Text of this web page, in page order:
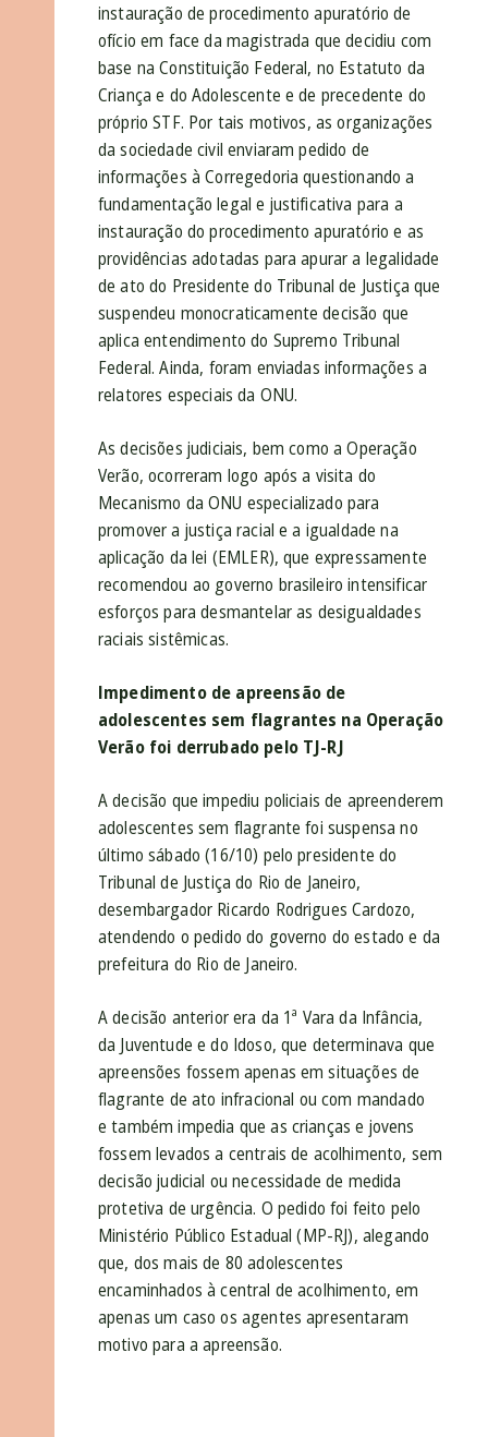
instauração de procedimento apuratório de
ofício em face da magistrada que decidiu com
base na Constituição Federal, no Estatuto da
Criança e do Adolescente e de precedente do
próprio STF. Por tais motivos, as organizações
da sociedade civil enviaram pedido de
informações à Corregedoria questionando a
fundamentação legal e justificativa para a
instauração do procedimento apuratório e as
providências adotadas para apurar a legalidade
de ato do Presidente do Tribunal de Justiça que
suspendeu monocraticamente decisão que
aplica entendimento do Supremo Tribunal
Federal. Ainda, foram enviadas informações a
relatores especiais da ONU.
As decisões judiciais, bem como a Operação
Verão, ocorreram logo após a visita do
Mecanismo da ONU especializado para
promover a justiça racial e a igualdade na
aplicação da lei (EMLER), que expressamente
recomendou ao governo brasileiro intensificar
esforços para desmantelar as desigualdades
raciais sistêmicas.
Impedimento de apreensão de
adolescentes sem flagrantes na Operação
Verão foi derrubado pelo TJ-RJ
A decisão que impediu policiais de apreenderem
adolescentes sem flagrante foi suspensa no
último sábado (16/10) pelo presidente do
Tribunal de Justiça do Rio de Janeiro,
desembargador Ricardo Rodrigues Cardozo,
atendendo o pedido do governo do estado e da
prefeitura do Rio de Janeiro.
A decisão anterior era da 1ª Vara da Infância,
da Juventude e do Idoso, que determinava que
apreensões fossem apenas em situações de
flagrante de ato infracional ou com mandado
e também impedia que as crianças e jovens
fossem levados a centrais de acolhimento, sem
decisão judicial ou necessidade de medida
protetiva de urgência. O pedido foi feito pelo
Ministério Público Estadual (MP-RJ), alegando
que, dos mais de 80 adolescentes
encaminhados à central de acolhimento, em
apenas um caso os agentes apresentaram
motivo para a apreensão.